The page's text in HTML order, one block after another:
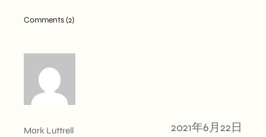
Comments (2)
Mark Luttrell 2021年6月22日